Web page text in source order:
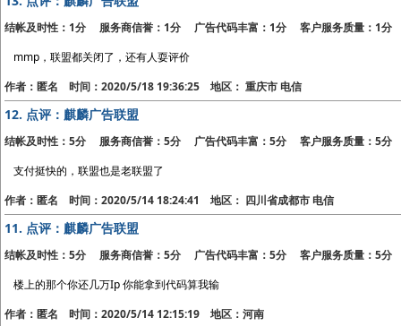
结帐及时性：1分 服务商信誉：1分 广告代码丰富：1分 客户服务质量：1分
mmp，联盟都关闭了，还有人耍评价
作者：匿名 时间：2020/5/18 19:36:25 地区： 重庆市 电信
12. 点评：麒麟广告联盟
结帐及时性：5分 服务商信誉：5分 广告代码丰富：5分 客户服务质量：5分
支付挺快的，联盟也是老联盟了
作者：匿名 时间：2020/5/14 18:24:41 地区： 四川省成都市 电信
11. 点评：麒麟广告联盟
结帐及时性：5分 服务商信誉：5分 广告代码丰富：5分 客户服务质量：5分
楼上的那个你还几万Ip 你能拿到代码算我输
作者：匿名 时间：2020/5/14 12:15:19 地区：河南